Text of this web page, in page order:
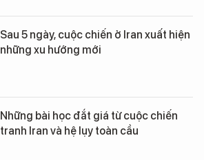
Sau 5 ngày, cuộc chiến ở Iran xuất hiện
những xu hướng mới
Những bài học đắt giá từ cuộc chiến
tranh Iran và hệ lụy toàn cầu